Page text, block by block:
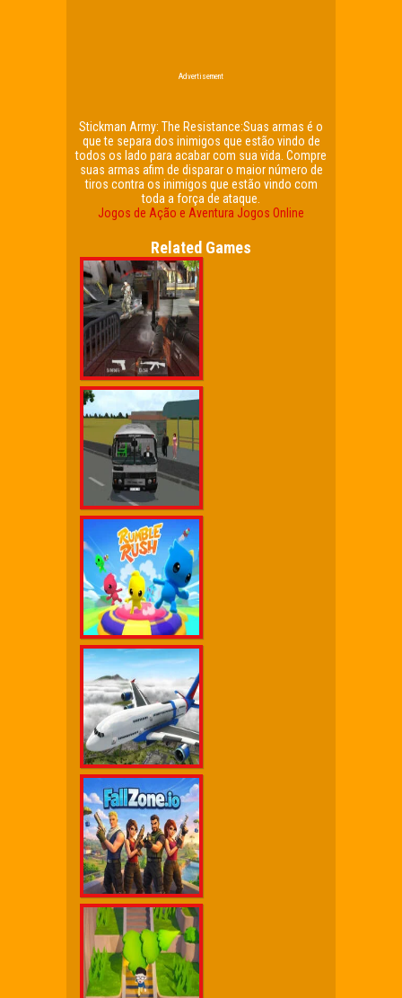
Advertisement
Stickman Army: The Resistance:Suas armas é o
que te separa dos inimigos que estão vindo de
todos os lado para acabar com sua vida. Compre
suas armas afim de disparar o maior número de
tiros contra os inimigos que estão vindo com
toda a força de ataque.
Jogos de Ação e Aventura Jogos Online
Related Games